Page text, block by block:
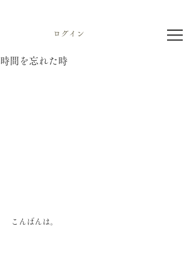
ログイン
時間を忘れた時
こんばんは。